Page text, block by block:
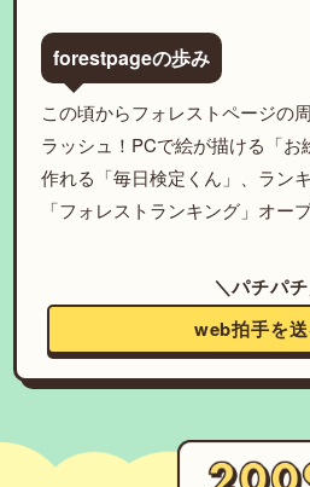
forestpageの歩み
この頃からフォレストページの
ラッシュ！PCで絵が描ける「
作れる「毎日検定くん」、ラン
「フォレストランキング」オー
＼パチパ
web拍手を